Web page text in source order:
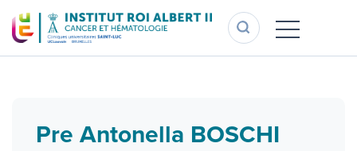
au
contenu
principal
Pre Antonella BOSCHI